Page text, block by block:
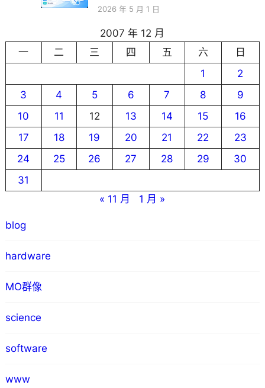
2026 年 5 月 1 日
2007 年 12 月
一
二 三 四 五 六
日
1
2
3
4 5 6 7 8
9
10
11 12 13 14 15
16
17
18 19 20 21 22
23
24
25 26 27 28 29
30
31
« 11 月
1 月 »
blog
hardware
MO群像
science
software
www